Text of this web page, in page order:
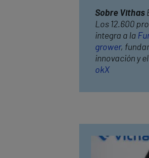
Sobre Vithas
Los 12.600
integra a la
grower,
innovación y
okX